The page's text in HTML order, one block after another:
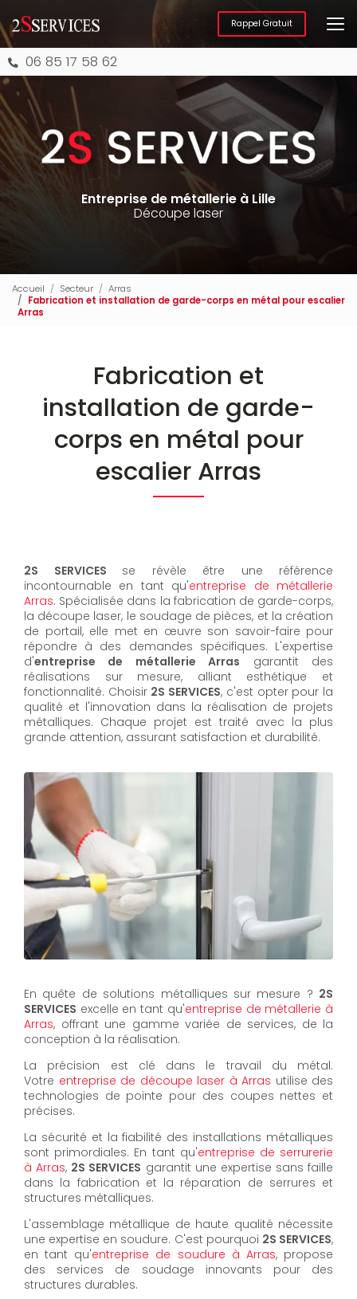
au
contenu
principal06 85 17 58 62
Rappel Gratuit
Entreprise de métallerie à Lille
Découpe laser
Accueil Secteur
Arras
Fabrication et installation de garde-corps en métal pour escalier
Arras
Fabrication et
installation de garde-
corps en métal pour
escalier Arras
2S SERVICES se révèle être une référence
incontournable en tant qu'entreprise de métallerie
Arras. Spécialisée dans la fabrication de garde-corps,
la découpe laser, le soudage de pièces, et la création
de portail, elle met en œuvre son savoir-faire pour
répondre à des demandes spécifiques. L'expertise
d'entreprise de métallerie Arras garantit des
réalisations sur mesure, alliant esthétique et
fonctionnalité. Choisir 2S SERVICES, c'est opter pour la
qualité et l'innovation dans la réalisation de projets
métalliques. Chaque projet est traité avec la plus
grande attention, assurant satisfaction et durabilité.
En quête de solutions métalliques sur mesure ? 2S
SERVICES excelle en tant qu'entreprise de métallerie à
Arras, offrant une gamme variée de services, de la
conception à la réalisation.
La précision est clé dans le travail du métal.
Votre entreprise de découpe laser à Arras utilise des
technologies de pointe pour des coupes nettes et
précises.
La sécurité et la fiabilité des installations métalliques
sont primordiales. En tant qu'entreprise de serrurerie
à Arras, 2S SERVICES garantit une expertise sans faille
dans la fabrication et la réparation de serrures et
structures métalliques.
L'assemblage métallique de haute qualité nécessite
une expertise en soudure. C'est pourquoi 2S SERVICES,
en tant qu'entreprise de soudure à Arras, propose
des services de soudage innovants pour des
structures durables.